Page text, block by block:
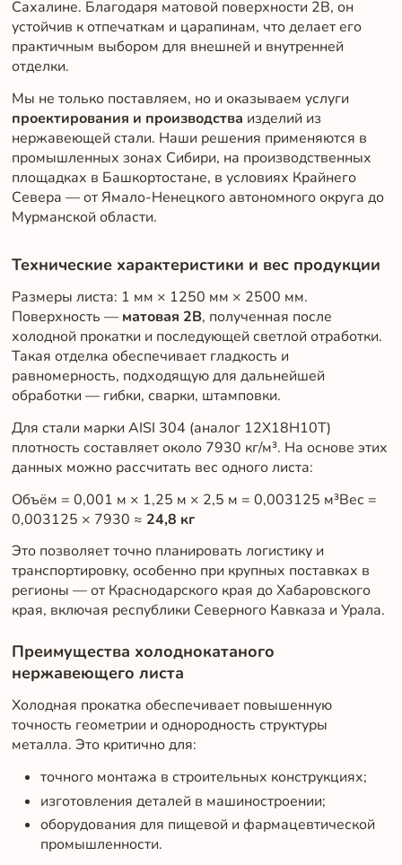
Сахалине. Благодаря матовой поверхности 2B, он
устойчив к отпечаткам и царапинам, что делает его
практичным выбором для внешней и внутренней
отделки.
Мы не только поставляем, но и оказываем услуги
проектирования и производства изделий из
нержавеющей стали. Наши решения применяются в
промышленных зонах Сибири, на производственных
площадках в Башкортостане, в условиях Крайнего
Севера — от Ямало-Ненецкого автономного округа до
Мурманской области.
Технические характеристики и вес продукции
Размеры листа: 1 мм × 1250 мм × 2500 мм.
Поверхность — матовая 2B, полученная после
холодной прокатки и последующей светлой отработки.
Такая отделка обеспечивает гладкость и
равномерность, подходящую для дальнейшей
обработки — гибки, сварки, штамповки.
Для стали марки AISI 304 (аналог 12Х18Н10Т)
плотность составляет около 7930 кг/м³. На основе этих
данных можно рассчитать вес одного листа:
Объём = 0,001 м × 1,25 м × 2,5 м = 0,003125 м³Вес =
0,003125 × 7930 ≈ 24,8 кг
Это позволяет точно планировать логистику и
транспортировку, особенно при крупных поставках в
регионы — от Краснодарского края до Хабаровского
края, включая республики Северного Кавказа и Урала.
Преимущества холоднокатаного
нержавеющего листа
Холодная прокатка обеспечивает повышенную
точность геометрии и однородность структуры
металла. Это критично для:
точного монтажа в строительных конструкциях;
изготовления деталей в машиностроении;
оборудования для пищевой и фармацевтической
промышленности.